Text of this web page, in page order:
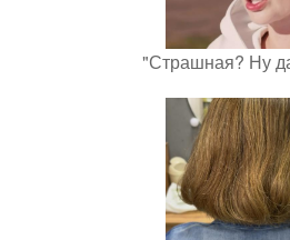
"Страшная? Ну